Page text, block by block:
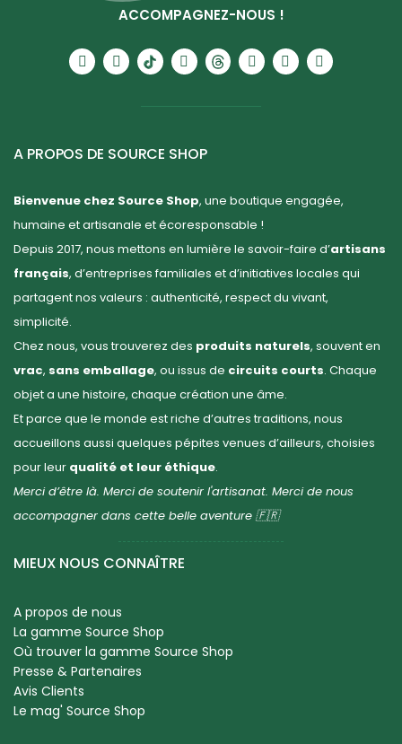
ACCOMPAGNEZ-NOUS !
A PROPOS DE SOURCE SHOP
Bienvenue chez Source Shop, une boutique engagée,
humaine et artisanale et écoresponsable !
Depuis 2017, nous mettons en lumière le savoir-faire d’artisans
français, d’entreprises familiales et d’initiatives locales qui
partagent nos valeurs : authenticité, respect du vivant,
simplicité.
Chez nous, vous trouverez des produits naturels, souvent en
vrac, sans emballage, ou issus de circuits courts. Chaque
objet a une histoire, chaque création une âme.
Et parce que le monde est riche d’autres traditions, nous
accueillons aussi quelques pépites venues d’ailleurs, choisies
pour leur qualité et leur éthique.
Merci d’être là. Merci de soutenir l'artisanat. Merci de nous
accompagner dans cette belle aventure 🇫🇷
MIEUX NOUS CONNAÎTRE
A propos de nous
La gamme Source Shop
Où trouver la gamme Source Shop
Presse & Partenaires
Avis Clients
Le mag' Source Shop